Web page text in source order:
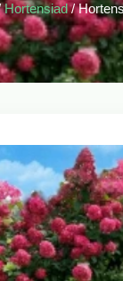
Hortensiad/